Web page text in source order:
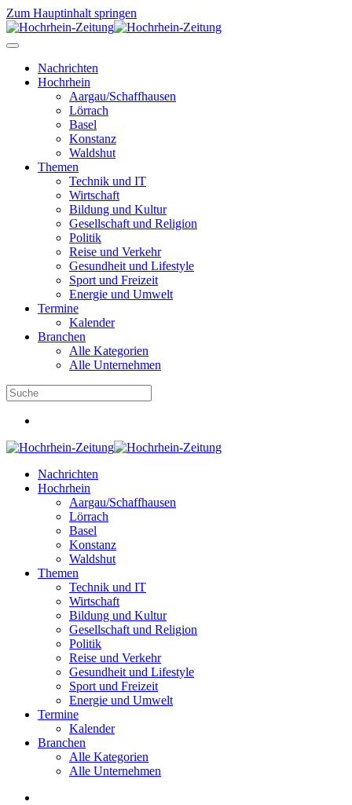
Zum Hauptinhalt springen
Nachrichten
Hochrhein
Aargau/Schaffhausen
Lörrach
Basel
Konstanz
Waldshut
Themen
Technik und IT
Wirtschaft
Bildung und Kultur
Gesellschaft und Religion
Politik
Reise und Verkehr
Gesundheit und Lifestyle
Sport und Freizeit
Energie und Umwelt
Termine
Kalender
Branchen
Alle Kategorien
Alle Unternehmen
Nachrichten
Hochrhein
Aargau/Schaffhausen
Lörrach
Basel
Konstanz
Waldshut
Themen
Technik und IT
Wirtschaft
Bildung und Kultur
Gesellschaft und Religion
Politik
Reise und Verkehr
Gesundheit und Lifestyle
Sport und Freizeit
Energie und Umwelt
Termine
Kalender
Branchen
Alle Kategorien
Alle Unternehmen